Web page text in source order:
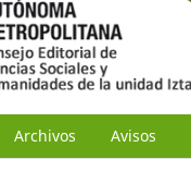
Archivos Avisos